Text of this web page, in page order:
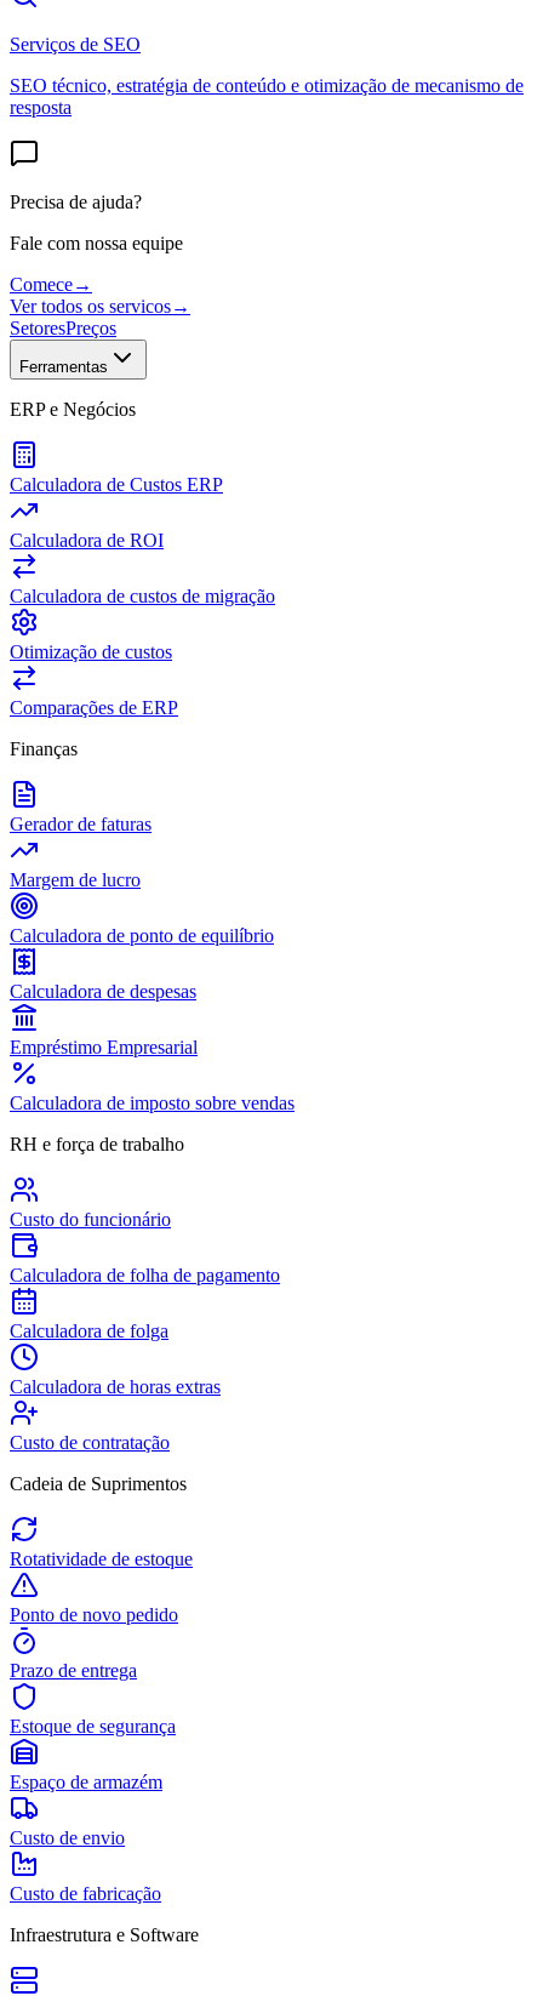
Serviços de SEO
SEO técnico, estratégia de conteúdo e otimização de mecanismo de
resposta
Precisa de ajuda?
Fale com nossa equipe
Comece→
Ver todos os servicos→
SetoresPreços
Ferramentas
ERP e Negócios
Calculadora de Custos ERP
Calculadora de ROI
Calculadora de custos de migração
Otimização de custos
Comparações de ERP
Finanças
Gerador de faturas
Margem de lucro
Calculadora de ponto de equilíbrio
Calculadora de despesas
Empréstimo Empresarial
Calculadora de imposto sobre vendas
RH e força de trabalho
Custo do funcionário
Calculadora de folha de pagamento
Calculadora de folga
Calculadora de horas extras
Custo de contratação
Cadeia de Suprimentos
Rotatividade de estoque
Ponto de novo pedido
Prazo de entrega
Estoque de segurança
Espaço de armazém
Custo de envio
Custo de fabricação
Infraestrutura e Software